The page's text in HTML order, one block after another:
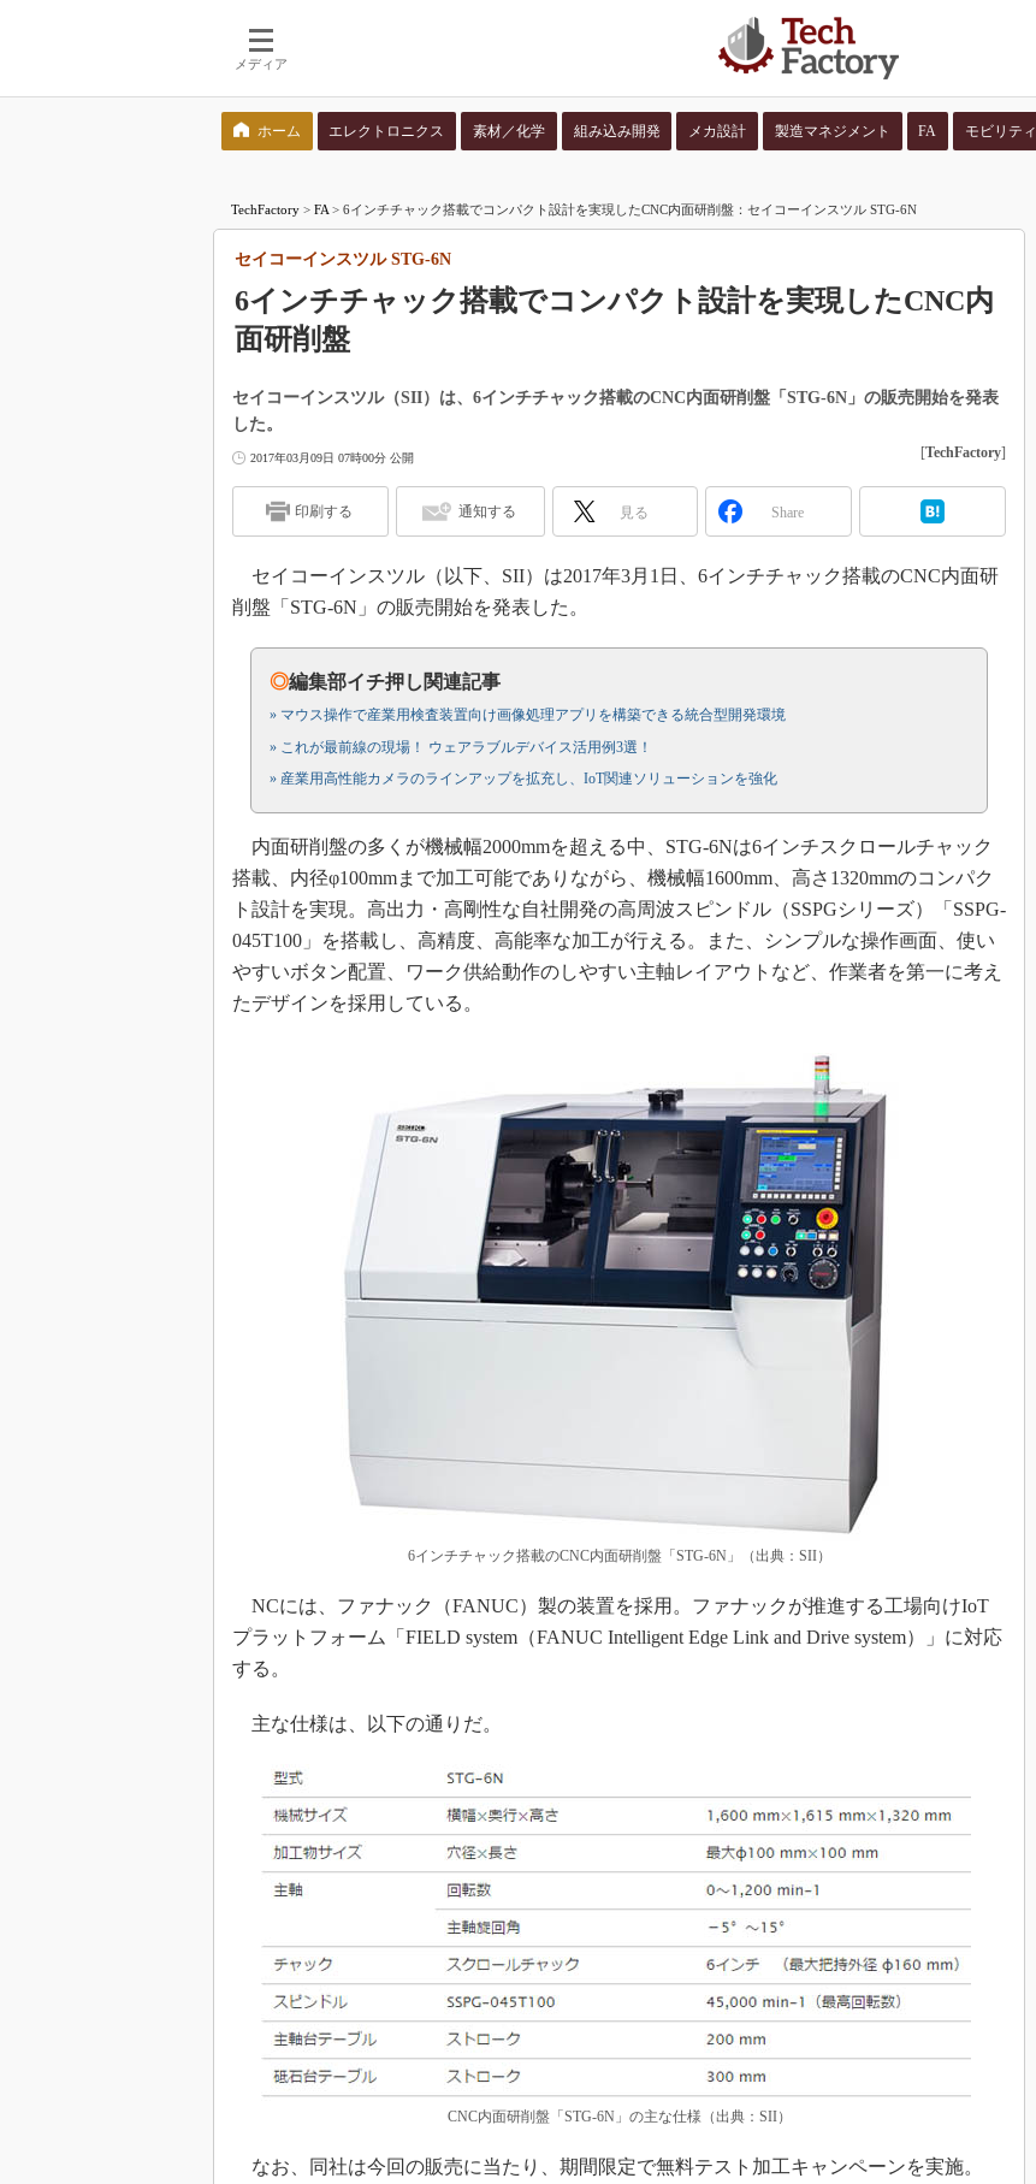
メディア
ホーム エレクトロニクス 素材／化学 組み込み開発 メカ設計 製造マネジメント FA モビリティ
TechFactory > FA > 6インチチャック搭載でコンパクト設計を実現したCNC内面研削盤：セイコーインスツル STG-6N
6インチチャック搭載でコンパクト設計を実現したCNC内
面研削盤
セイコーインスツル STG-6N
セイコーインスツル（SII）は、6インチチャック搭載のCNC内面研削盤「STG-6N」の販売開始を発表
した。
2017年03月09日 07時00分 公開 [TechFactory]
印刷する 通知する 見る Share
セイコーインスツル（以下、SII）は2017年3月1日、6インチチャック搭載のCNC内面研
削盤「STG-6N」の販売開始を発表した。
◎編集部イチ押し関連記事
» マウス操作で産業用検査装置向け画像処理アプリを構築できる統合型開発環境
» これが最前線の現場！ ウェアラブルデバイス活用例3選！
» 産業用高性能カメラのラインアップを拡充し、IoT関連ソリューションを強化
内面研削盤の多くが機械幅2000mmを超える中、STG-6Nは6インチスクロールチャック
搭載、内径φ100mmまで加工可能でありながら、機械幅1600mm、高さ1320mmのコンパク
ト設計を実現。高出力・高剛性な自社開発の高周波スピンドル（SSPGシリーズ）「SSPG-
045T100」を搭載し、高精度、高能率な加工が行える。また、シンプルな操作画面、使い
やすいボタン配置、ワーク供給動作のしやすい主軸レイアウトなど、作業者を第一に考え
たデザインを採用している。
6インチチャック搭載のCNC内面研削盤「STG-6N」（出典：SII）
NCには、ファナック（FANUC）製の装置を採用。ファナックが推進する工場向けIoT
プラットフォーム「FIELD system（FANUC Intelligent Edge Link and Drive system）」に対応
する。
主な仕様は、以下の通りだ。
CNC内面研削盤「STG-6N」の主な仕様（出典：SII）
なお、同社は今回の販売に当たり、期間限定で無料テスト加工キャンペーンを実施。